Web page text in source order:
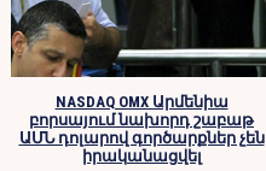
NASDAQ OMX Արմենիա
բորսայում նախորդ շաբաթ
ԱՄՆ դոլարով գործարքներ չեն
իրականացվել